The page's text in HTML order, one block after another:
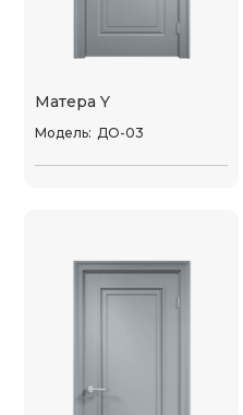
Матера Y
Модель: ДО-03